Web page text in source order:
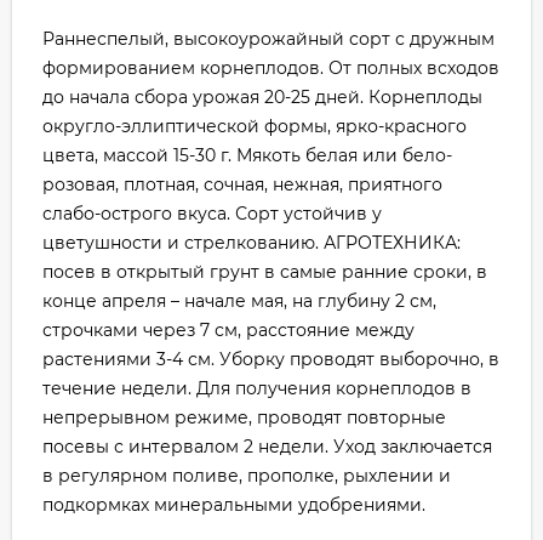
Раннеспелый, высокоурожайный сорт с дружным
формированием корнеплодов. От полных всходов
до начала сбора урожая 20-25 дней. Корнеплоды
округло-эллиптической формы, ярко-красного
цвета, массой 15-30 г. Мякоть белая или бело-
розовая, плотная, сочная, нежная, приятного
слабо-острого вкуса. Сорт устойчив у
цветушности и стрелкованию. АГРОТЕХНИКА:
посев в открытый грунт в самые ранние сроки, в
конце апреля – начале мая, на глубину 2 см,
строчками через 7 см, расстояние между
растениями 3-4 см. Уборку проводят выборочно, в
течение недели. Для получения корнеплодов в
непрерывном режиме, проводят повторные
посевы с интервалом 2 недели. Уход заключается
в регулярном поливе, прополке, рыхлении и
подкормках минеральными удобрениями.